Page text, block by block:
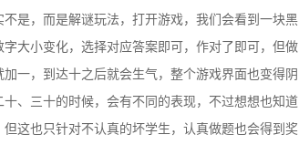
是，而是解谜玩法，打开游戏，我们会看到一块黑
大小变化，选择对应答案即可，作对了即可，但做
一，到达十之后就会生气，整个游戏界面也变得阴
、三十的时候，会有不同的表现，不过想想也知道
这也只针对不认真的坏学生，认真做题也会得到奖